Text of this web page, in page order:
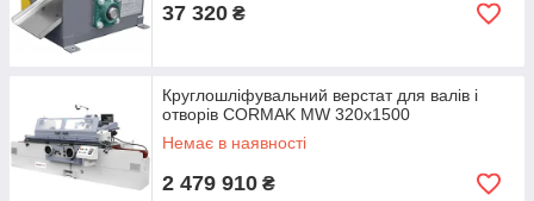
37 320 ₴
Круглошліфувальний верстат для валів і
отворів CORMAK MW 320x1500
Немає в наявності
2 479 910 ₴